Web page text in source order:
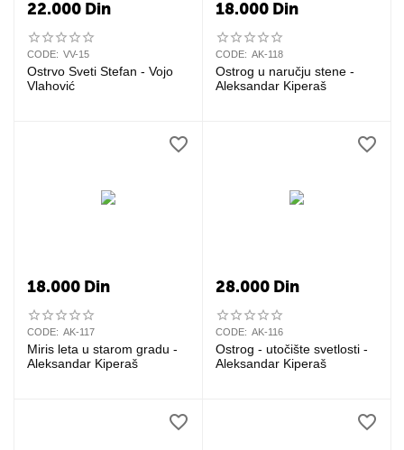
22.000 Din
CODE: VV-15
Ostrvo Sveti Stefan - Vojo
Vlahović
18.000 Din
CODE: AK-118
Ostrog u naručju stene -
Aleksandar Kiperaš
18.000 Din
CODE: AK-117
Miris leta u starom gradu -
Aleksandar Kiperaš
28.000 Din
CODE: AK-116
Ostrog - utočište svetlosti -
Aleksandar Kiperaš